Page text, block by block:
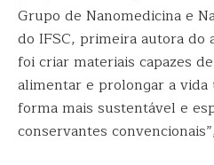
Grupo de Nanomedicina e
do IFSC, primeira autora do
foi criar materiais capazes
alimentar e prolongar a
forma mais sustentável e
conservantes